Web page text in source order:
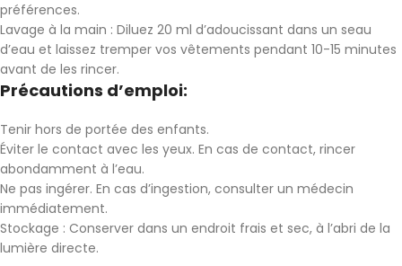
préférences.
Lavage à la main : Diluez 20 ml d’adoucissant dans un seau
d’eau et laissez tremper vos vêtements pendant 10-15 minutes
avant de les rincer.
Précautions d’emploi:
Tenir hors de portée des enfants.
Éviter le contact avec les yeux. En cas de contact, rincer
abondamment à l’eau.
Ne pas ingérer. En cas d’ingestion, consulter un médecin
immédiatement.
Stockage : Conserver dans un endroit frais et sec, à l’abri de la
lumière directe.